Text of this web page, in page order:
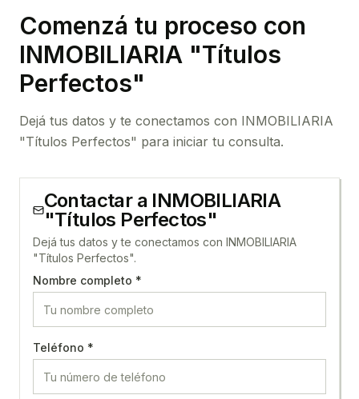
Comenzá tu proceso con
INMOBILIARIA "Títulos
Perfectos"
Dejá tus datos y te conectamos con INMOBILIARIA
"Títulos Perfectos" para iniciar tu consulta.
Contactar a INMOBILIARIA
"Títulos Perfectos"
Dejá tus datos y te conectamos con INMOBILIARIA
"Títulos Perfectos".
Nombre completo *
Teléfono *